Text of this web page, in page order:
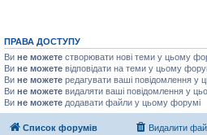
ПРАВА ДОСТУПУ
Ви не можете створювати нові теми у цьому
Ви не можете відповідати на теми у цьому
Ви не можете редагувати ваші повідомлення у
Ви не можете видаляти ваші повідомлення у
Ви не можете додавати файли у цьому форумі
Список форумів Видалити